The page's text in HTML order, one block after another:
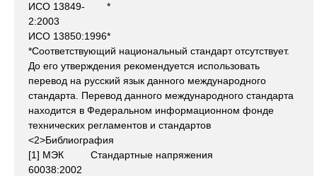
ИСО 13849-
2:2003
*
ИСО 13850:1996*
*Соответствующий национальный стандарт отсутствует.
До его утверждения рекомендуется использовать
перевод на русский язык данного международного
стандарта. Перевод данного международного стандарта
находится в Федеральном информационном фонде
технических регламентов и стандартов
<2>Библиография
[1] МЭК
60038:2002
Стандартные напряжения